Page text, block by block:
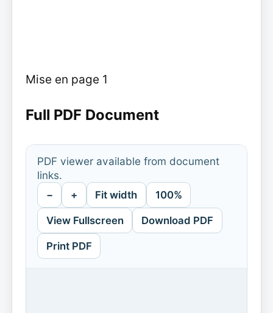
Mise en page 1
Full PDF Document
PDF viewer available from document
links.
− + Fit width 100%
View Fullscreen Download PDF
Print PDF